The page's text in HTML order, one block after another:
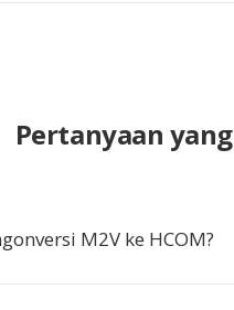
Pertanyaan
M2V ke HCOM?